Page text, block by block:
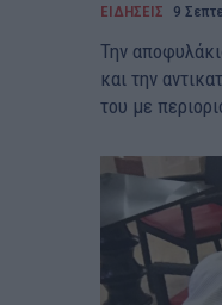
ΕΙΔΗΣΕΙΣ 9
Την
και την
του με